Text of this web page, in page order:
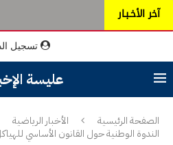
آخر الأخـبـار
تسجيل
عليسة
الصفحة الرئيسية
الأخبار الرياضية
الندوة الوطنية حول القانون الأساسي